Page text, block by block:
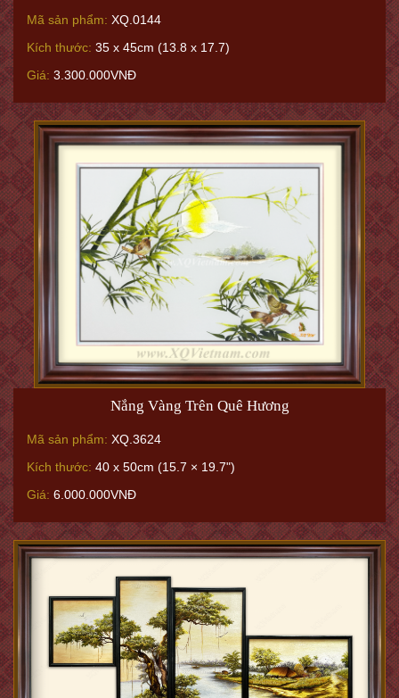
Mã sản phẩm: XQ.0144
Kích thước: 35 x 45cm (13.8 x 17.7)
Giá: 3.300.000VNĐ
Nắng Vàng Trên Quê Hương
Mã sản phẩm: XQ.3624
Kích thước: 40 x 50cm (15.7 × 19.7")
Giá: 6.000.000VNĐ